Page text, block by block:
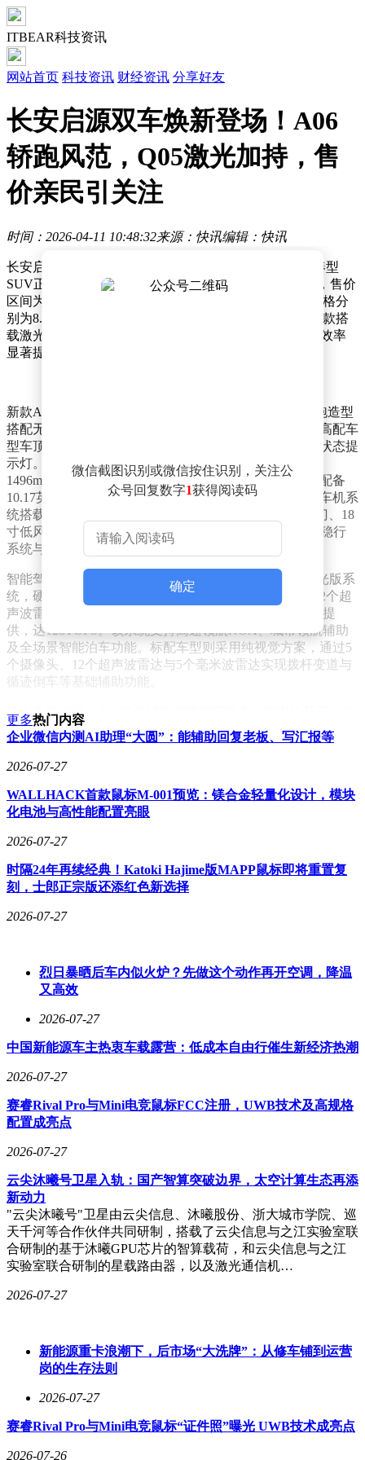
ITBEAR科技资讯
网站首页 科技资讯 财经资讯 分享好友
长安启源双车焕新登场！A06
轿跑风范，Q05激光加持，售
价亲民引关注
时间：2026-04-11 10:48:32来源：快讯编辑：快讯
长安启源近日宣布，旗下新款A06中大型轿车与Q05紧凑型
SUV正式同步上市。此次推出的A06提供两种配置选择，售价
区间为10.99万元至11.99万元；Q05则推出两款车型，价格分
别为8.99万元和9.59万元。其中，Q05成为10万元以内首款搭
载激光雷达的SUV车型，全系标配宁德时代电芯，充电效率
显著提升，15分钟即可完成30%至80%的电量补充。
新款A06在外观设计上采用“扶光美学”理念，溜背式轿跑造型
搭配无框车门与半隐藏式门把手，凸显时尚运动气质。高配车
型车顶前端集成激光雷达模块，外后视镜配备辅助驾驶状态提
示灯。车身尺寸方面，长宽高分别为4885mm、1916mm、
1496mm，轴距达2922mm。内饰采用环抱式座舱布局，配备
10.17英寸全液晶仪表盘与15.6英寸2.5K悬浮式中控屏，车机系
统搭载MTK8676车规级芯片。510Pro+版本新增电动尾门、18
寸低风阻轮圈等配置，并通过OTA升级了天枢智能爆胎稳行
系统与雪地模式。
智能驾驶领域，A06高配车型搭载天枢智能驾驶辅助激光版系
统，硬件包括1颗车顶激光雷达、11个高感知摄像头、12个超
声波雷达与3个毫米波雷达，算力由地平线征程J6M芯片提
供，达128TOPS。该系统支持高速领航NOA、城市领航辅助
及全场景智能泊车功能。标配车型则采用纯视觉方案，通过5
个摄像头、12个超声波雷达与5个毫米波雷达实现拨杆变道与
循迹倒车等基础辅助功能。
动力系统方面，A06提供纯电与增程双版本。纯电版基于800V
高压SiC碳化硅平台，后置电机最大功率分别为120kW与
210kW，CLTC续航里程对应510km与630km，快充9分钟可补
能至80%。增程版搭载1.5L增程器，发动机最大功率72kW，
续航240km，综合续航超2120km。
松野绿、流金紫、月华银、云影灰、云锦白五种配色。506
Pro+版本主驾座椅升级为10向电动调节，新增腰托功能，并配
阳帘。车内采用环抱式布局，搭载15.6英寸2.5K中控屏与10.17
智能配置上，Q05激光版车型配备1颗激光雷达、3个毫米波雷
芯片，算力同样为128TOPS。新车首发天枢智联系列功能，支
持Huawei HiCar 3D车控与美的、海尔车家互联生态。Huawei
HiCar 3D车控可实现快速连接与3D车辆模型操控，车家互联
生态则支持跨品牌智能家电联动。
动力方面，Q05全系搭载最大功率120kW的前置驱动电机与宁
德时代磷酸铁锂电池，CLTC续航提供405km与506km两种选
微信截图识别或微信按住识别，关注公
众号回复数字1获得阅读码
确定
更多热门内容
企业微信内测AI助理“大圆”：能辅助回复老板、写汇报等
2026-07-27
WALLHACK首款鼠标M-001预览：镁合金轻量化设计，模块
化电池与高性能配置亮眼
2026-07-27
时隔24年再续经典！Katoki Hajime版MAPP鼠标即将重置复
刻，士郎正宗版还添红色新选择
2026-07-27
烈日暴晒后车内似火炉？先做这个动作再开空调，降温
又高效
2026-07-27
中国新能源车主热衷车载露营：低成本自由行催生新经济热潮
2026-07-27
赛睿Rival Pro与Mini电竞鼠标FCC注册，UWB技术及高规格
配置成亮点
2026-07-27
云尖沐曦号卫星入轨：国产智算突破边界，太空计算生态再添
新动力
"云尖沐曦号"卫星由云尖信息、沐曦股份、浙大城市学院、巡
天千河等合作伙伴共同研制，搭载了云尖信息与之江实验室联
合研制的基于沐曦GPU芯片的智算载荷，和云尖信息与之江
实验室联合研制的星载路由器，以及激光通信机…
2026-07-27
新能源重卡浪潮下，后市场“大洗牌”：从修车铺到运营
岗的生存法则
2026-07-27
赛睿Rival Pro与Mini电竞鼠标“证件照”曝光 UWB技术成亮点
2026-07-26